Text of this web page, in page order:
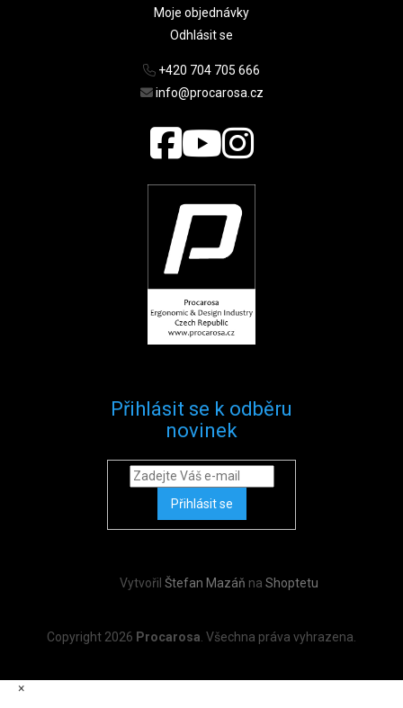
Moje objednávky
Odhlásit se
+420 704 705 666
info@procarosa.cz
Přihlásit se k odběru
novinek
Přihlásit se
Vytvořil Štefan Mazáň na Shoptetu
Copyright 2026 Procarosa. Všechna práva vyhrazena.
×